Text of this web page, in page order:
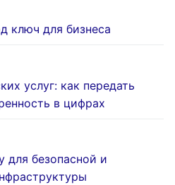
ключ для бизнеса
услуг: как передать
в цифрах
для безопасной и